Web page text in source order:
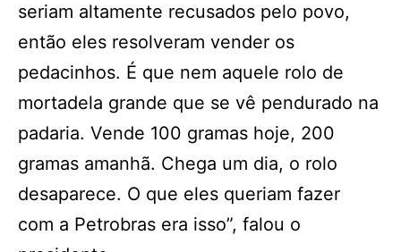
seriam altamente recusados pelo povo,
então eles resolveram vender os
pedacinhos. É que nem aquele rolo de
mortadela grande que se vê pendurado na
padaria. Vende 100 gramas hoje, 200
gramas amanhã. Chega um dia, o rolo
desaparece. O que eles queriam fazer
com a Petrobras era isso”, falou o